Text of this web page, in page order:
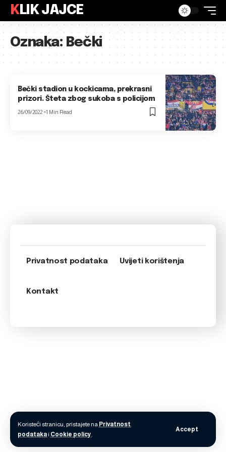
Koristeći stranicu, pristajete na Privatnost
podatakai Cookie policy.
Accept
KLIK JAJCE
Oznaka:Bečki
Bečki stadion u kockicama, prekrasni
prizori. Šteta zbog sukoba s policijom
26/09/2022 1 Min Read
Privatnost podataka Uvijeti korištenja
Kontakt